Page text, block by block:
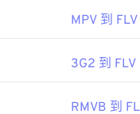
MPV 到 FLV
3G2 到 FLV
RMVB 到